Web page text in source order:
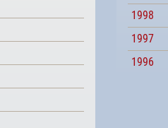
1998
1997
1996